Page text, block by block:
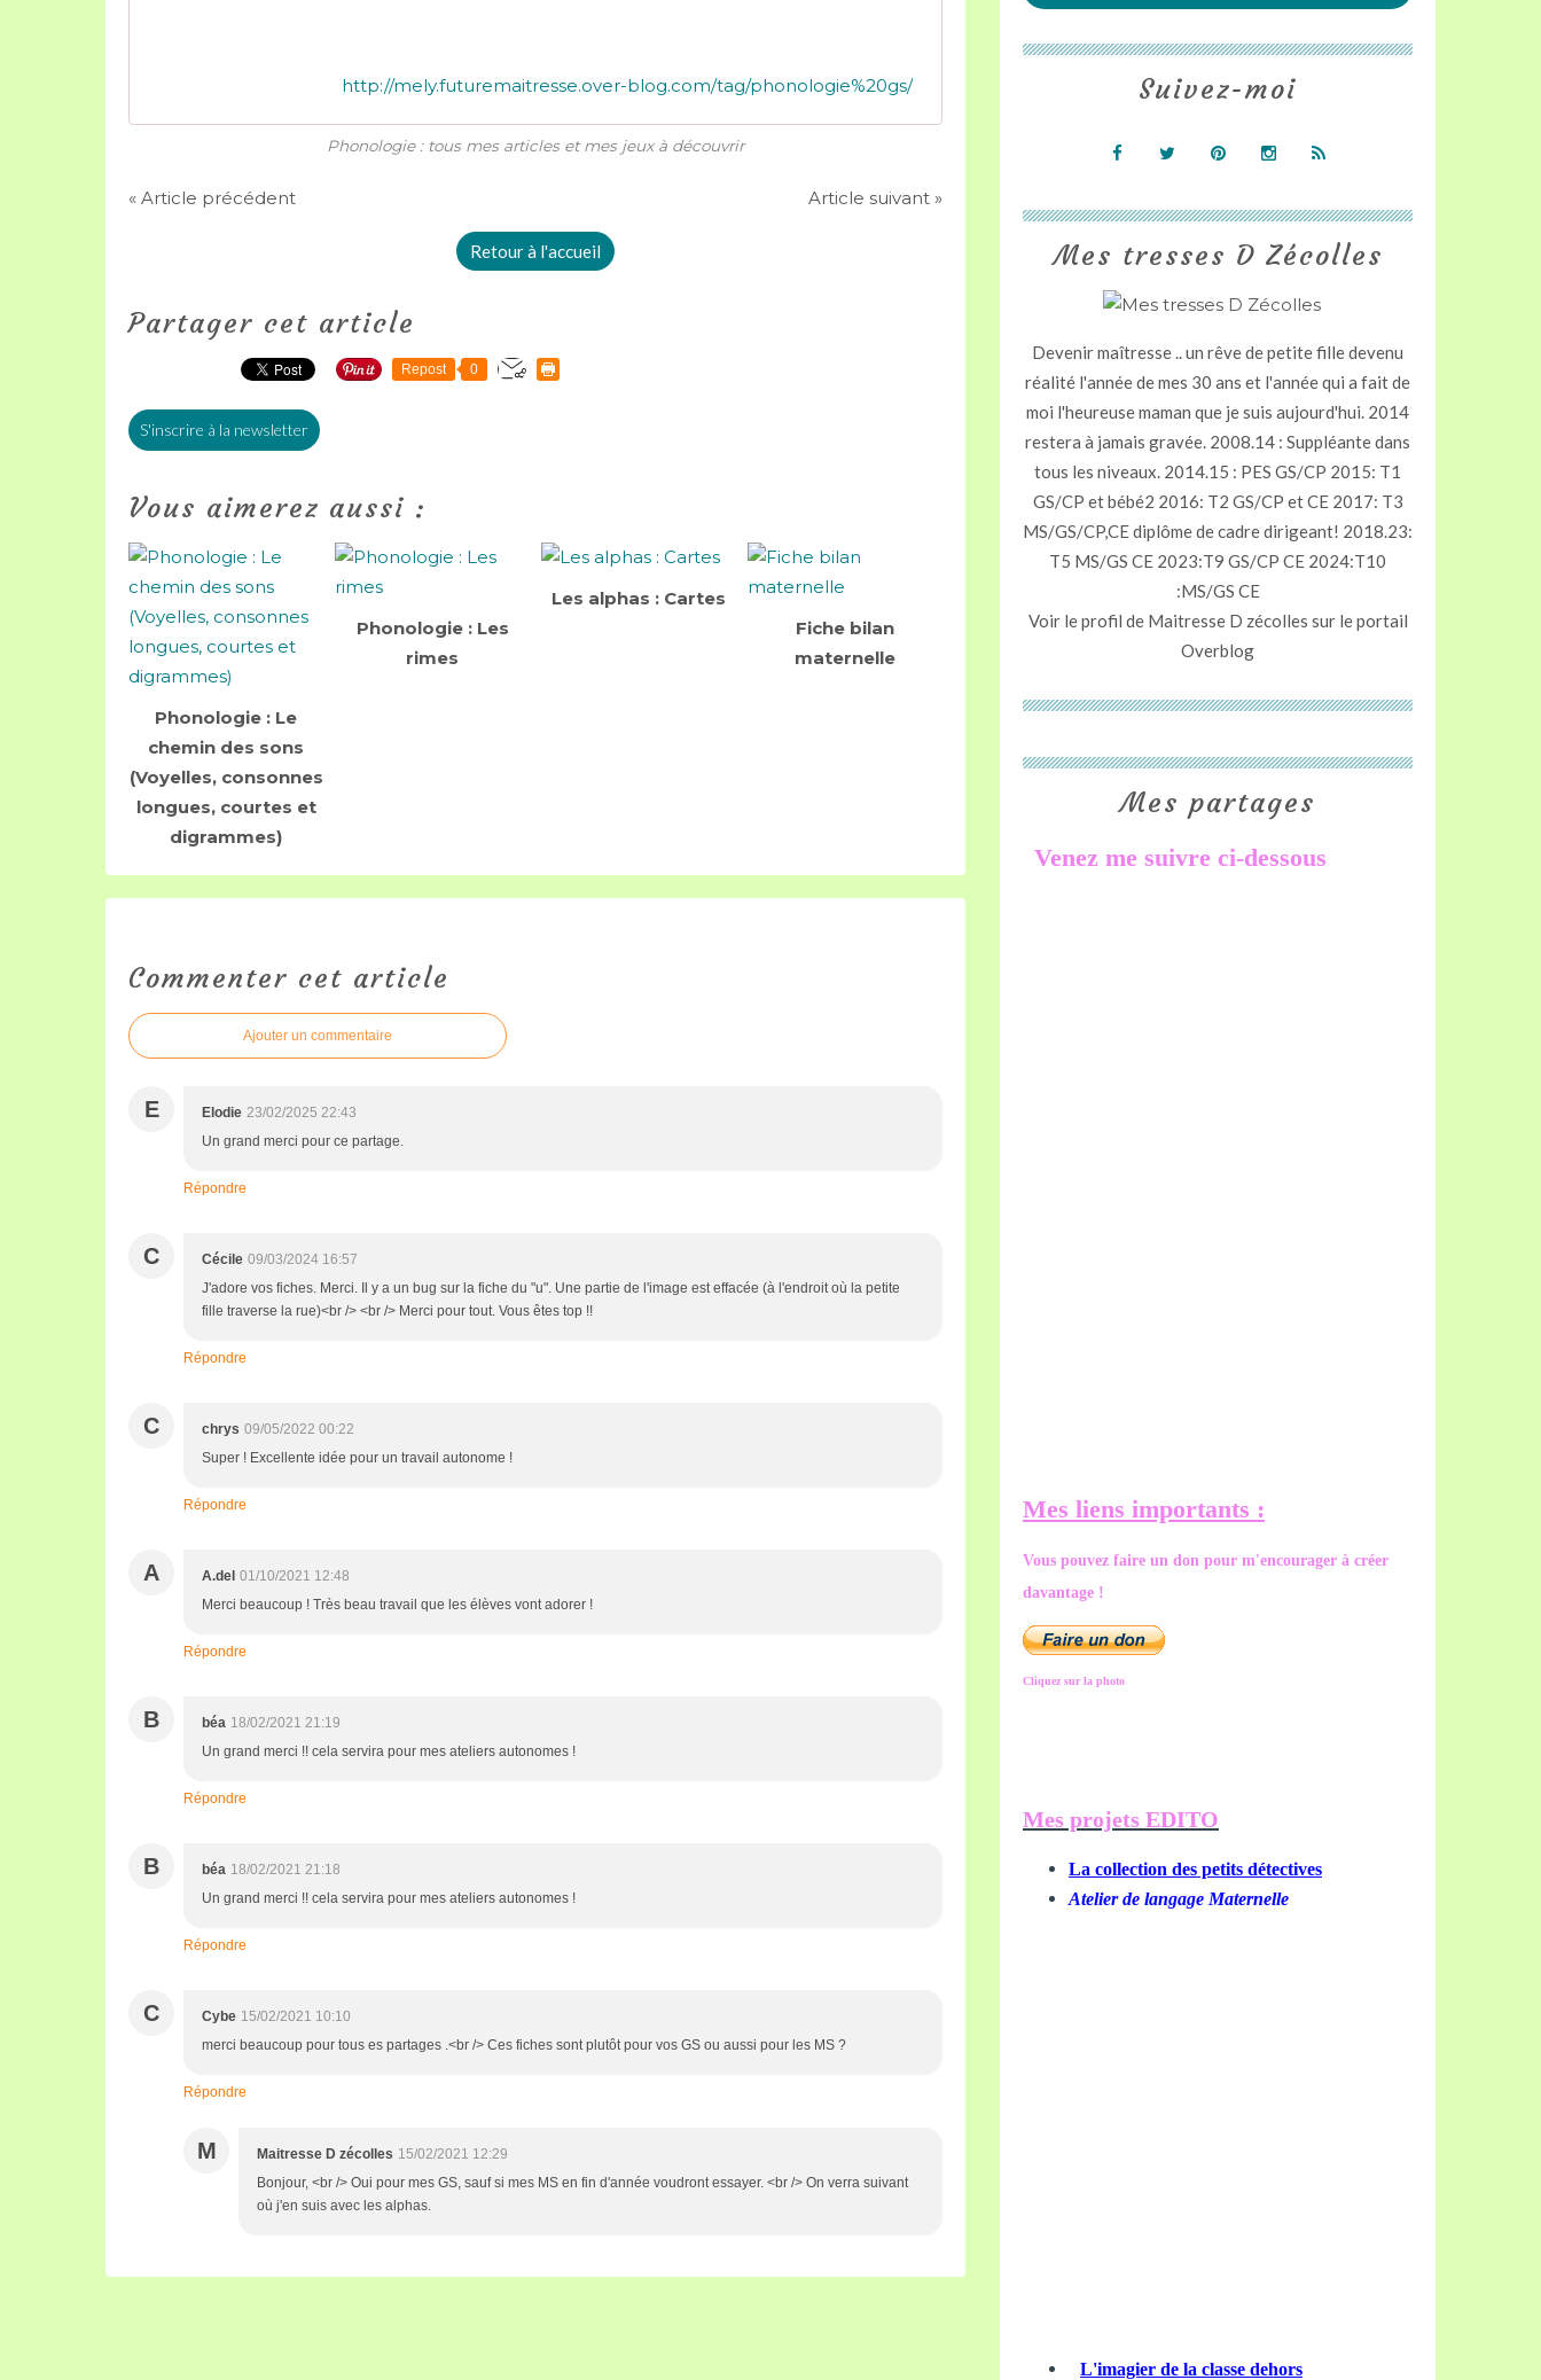
http://mely.futuremaitresse.over-blog.com/tag/phonologie%20gs/
Phonologie : tous mes articles et mes jeux à découvrir
« Article précédent Article suivant »
Retour à l'accueil
Partager cet article
Repost 0
S'inscrire à la newsletter
Vous aimerez aussi :
Phonologie : Le
chemin des sons
(Voyelles, consonnes
longues, courtes et
digrammes)
Phonologie : Les
rimes
Les alphas : Cartes
Fiche bilan
maternelle
Commenter cet article
Ajouter un commentaire
E Elodie 23/02/2025 22:43
Un grand merci pour ce partage.
Répondre
C Cécile 09/03/2024 16:57
J'adore vos fiches. Merci. Il y a un bug sur la fiche du "u". Une partie de l'image est effacée (à l'endroit où la petite
fille traverse la rue)<br /> <br /> Merci pour tout. Vous êtes top !!
Répondre
C chrys 09/05/2022 00:22
Super ! Excellente idée pour un travail autonome !
Répondre
A A.del 01/10/2021 12:48
Merci beaucoup ! Très beau travail que les élèves vont adorer !
Répondre
B béa 18/02/2021 21:19
Un grand merci !! cela servira pour mes ateliers autonomes !
Répondre
B béa 18/02/2021 21:18
Un grand merci !! cela servira pour mes ateliers autonomes !
Répondre
C Cybe 15/02/2021 10:10
merci beaucoup pour tous es partages .<br /> Ces fiches sont plutôt pour vos GS ou aussi pour les MS ?
Répondre
M Maitresse D zécolles 15/02/2021 12:29
Bonjour, <br /> Oui pour mes GS, sauf si mes MS en fin d'année voudront essayer. <br /> On verra suivant
où j'en suis avec les alphas.
Mes tresses D Zécolles
Devenir maîtresse .. un rêve de petite fille devenu
réalité l'année de mes 30 ans et l'année qui a fait de
moi l'heureuse maman que je suis aujourd'hui. 2014
restera à jamais gravée. 2008.14 : Suppléante dans
tous les niveaux. 2014.15 : PES GS/CP 2015: T1
GS/CP et bébé2 2016: T2 GS/CP et CE 2017: T3
MS/GS/CP,CE diplôme de cadre dirigeant! 2018.23:
T5 MS/GS CE 2023:T9 GS/CP CE 2024:T10
:MS/GS CE
Voir le profil de Maitresse D zécolles sur le portail
Overblog
Suivez-moi
Mes partages
Venez me suivre ci-dessous
Mes liens importants :
Vous pouvez faire un don pour m'encourager à créer
davantage !
Cliquez sur la photo
Mes projets EDITO
La collection des petits détectives
Atelier de langage Maternelle
L'imagier de la classe dehors